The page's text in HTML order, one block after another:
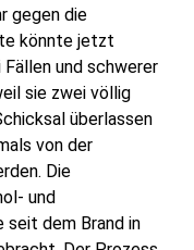
gegen die
könnte jetzt
und schwerer
sie zwei völlig
überlassen
von der
Die
und
seit dem Brand in